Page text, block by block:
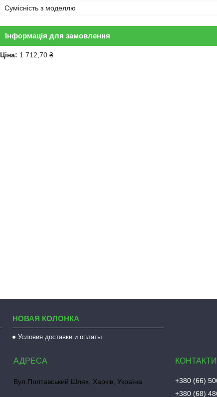
Сумісність з моделлю
Інформація для замовлення
Ціна: 1 712,70 ₴
НОВАЯ КОЛОНКА
Условия доставки и оплаты
Вул.Полтавський Шлях, Харків, Україна +380 (66)
+380 (68)